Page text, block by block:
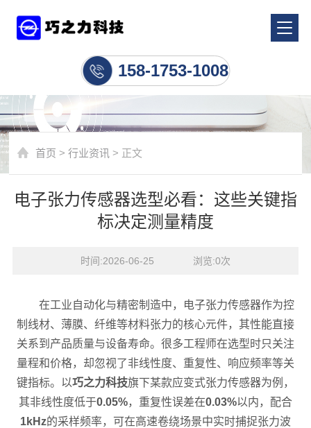
158-1753-1008
首页 >行业资讯 > 正文
电子张力传感器选型必看：这些关键指
标决定测量精度
时间:2026-06-25    浏览:0次
在工业自动化与精密制造中，电子张力传感器作为控
制线材、薄膜、纤维等材料张力的核心元件，其性能直接
关系到产品质量与设备寿命。很多工程师在选型时只关注
量程和价格，却忽视了非线性度、重复性、响应频率等关
键指标。以巧之力科技旗下某款应变式张力传感器为例，
其非线性度低于0.05%，重复性误差在0.03%以内，配合
1kHz的采样频率，可在高速卷绕场景中实时捕捉张力波